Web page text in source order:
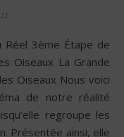
Oiseaux La Grande
Oiseaux Nous voici
de notre réalité
regroupe les
Présentée ainsi, elle